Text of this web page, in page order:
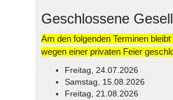
Geschlossene
Am den folgenden Terminen
wegen einer privaten Feier
Freitag, 24.07.2026
Samstag, 15.08.2026
Freitag, 21.08.2026